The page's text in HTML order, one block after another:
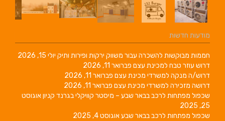
מודעות חדשות
חממות מבוקשות להשכרה עבור משווק ירקות ופירות ותיק יולי 15, 2026
דרוש עוזר טבח למכינת עצם פברואר 11, 2026
דרוש/ה מנקה למשרדי מכינת עצם פברואר 11, 2026
דרושה מזכירה למשרדי מכינת עצם פברואר 11, 2026
שכפול מפתחות לרכב בבאר שבע – מיסטר קוויקלי בגרנד קניוןאוגוסט
25, 2025
שכפול מפתחות לרכב בבאר שבעאוגוסט 4, 2025